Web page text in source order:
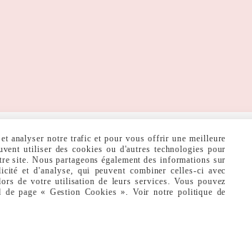
DE VENTE POLITIQUE DE CONFIDENTIALITÉ
analyser notre trafic et pour vous offrir une meilleure
utiliser des cookies ou d'autres technologies pour
site. Nous partageons également des informations sur
et d'analyse, qui peuvent combiner celles-ci avec
de votre utilisation de leurs services. Vous pouvez
page « Gestion Cookies ». Voir notre politique de